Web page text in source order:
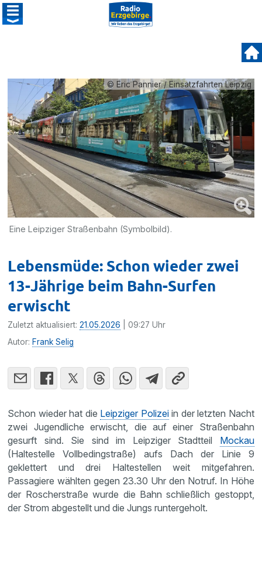
© Eric Pannier / Einsatzfahrten Leipzig
Eine Leipziger Straßenbahn (Symbolbild).
Lebensmüde: Schon wieder zwei
13-Jährige beim Bahn-Surfen
erwischt
Zuletzt aktualisiert:21.05.2026 | 09:27 Uhr
Autor: Frank Selig
Schon wieder hat die Leipziger Polizeiin der letzten Nacht
zwei Jugendliche erwischt, die auf einer Straßenbahn
gesurft sind. Sie sind im Leipziger Stadtteil Mockau
(Haltestelle Vollbedingstraße) aufs Dach der Linie 9
geklettert und drei Haltestellen weit mitgefahren.
Passagiere wählten gegen 23.30 Uhr den Notruf. In Höhe
der Roscherstraße wurde die Bahn schließlich gestoppt,
der Strom abgestellt und die Jungs runtergeholt.